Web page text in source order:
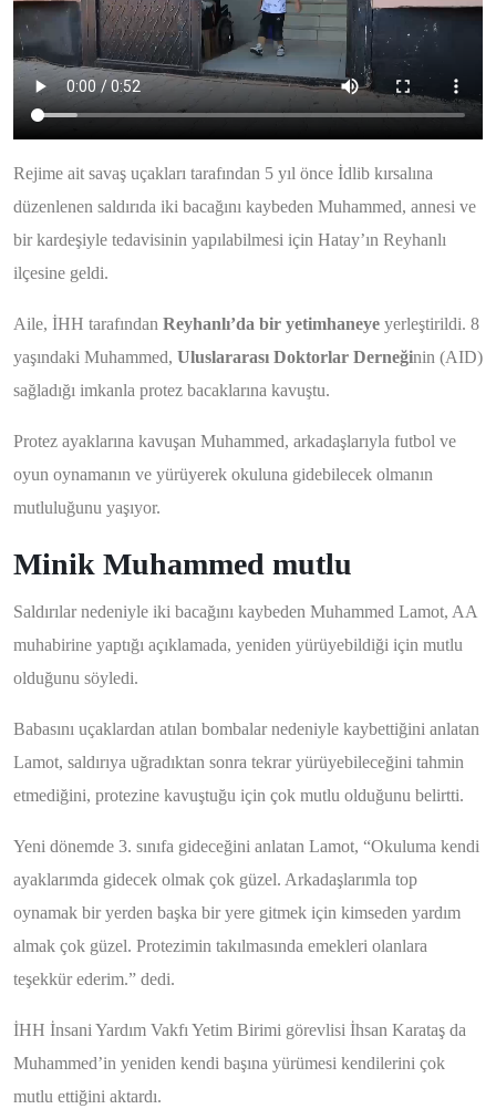
Rejime ait savaş uçakları tarafından 5 yıl önce İdlib kırsalına
düzenlenen saldırıda iki bacağını kaybeden Muhammed, annesi ve
bir kardeşiyle tedavisinin yapılabilmesi için Hatay’ın Reyhanlı
ilçesine geldi.
Aile, İHH tarafından Reyhanlı’da bir yetimhaneye yerleştirildi. 8
yaşındaki Muhammed, Uluslararası Doktorlar Derneğinin (AID)
sağladığı imkanla protez bacaklarına kavuştu.
Protez ayaklarına kavuşan Muhammed, arkadaşlarıyla futbol ve
oyun oynamanın ve yürüyerek okuluna gidebilecek olmanın
mutluluğunu yaşıyor.
Minik Muhammed mutlu
Saldırılar nedeniyle iki bacağını kaybeden Muhammed Lamot, AA
muhabirine yaptığı açıklamada, yeniden yürüyebildiği için mutlu
olduğunu söyledi.
Babasını uçaklardan atılan bombalar nedeniyle kaybettiğini anlatan
Lamot, saldırıya uğradıktan sonra tekrar yürüyebileceğini tahmin
etmediğini, protezine kavuştuğu için çok mutlu olduğunu belirtti.
Yeni dönemde 3. sınıfa gideceğini anlatan Lamot, “Okuluma kendi
ayaklarımda gidecek olmak çok güzel. Arkadaşlarımla top
oynamak bir yerden başka bir yere gitmek için kimseden yardım
almak çok güzel. Protezimin takılmasında emekleri olanlara
teşekkür ederim.” dedi.
İHH İnsani Yardım Vakfı Yetim Birimi görevlisi İhsan Karataş da
Muhammed’in yeniden kendi başına yürümesi kendilerini çok
mutlu ettiğini aktardı.